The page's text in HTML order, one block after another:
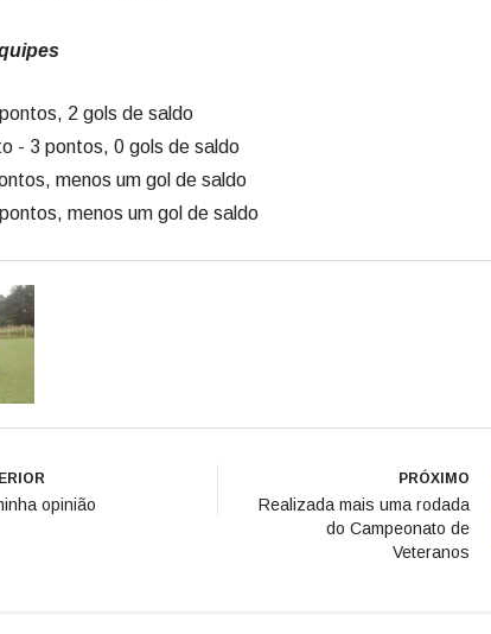
2 gols de saldo
- 3 pontos, 0 gols de saldo
menos um gol de saldo
menos um gol de saldo
opinião
PRÓXIMO
Realizada mais uma rodada
do Campeonato de
Veteranos